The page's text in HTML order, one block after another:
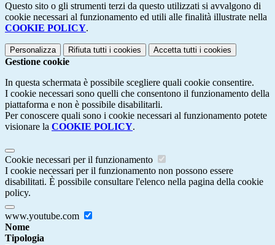
Questo sito o gli strumenti terzi da questo utilizzati si avvalgono di
cookie necessari al funzionamento ed utili alle finalità illustrate nella
COOKIE POLICY.
Personalizza Rifiuta tutti i cookies Accetta tutti i cookies
Gestione cookie
In questa schermata è possibile scegliere quali cookie consentire.
I cookie necessari sono quelli che consentono il funzionamento della
piattaforma e non è possibile disabilitarli.
Per conoscere quali sono i cookie necessari al funzionamento potete
visionare la COOKIE POLICY.
Cookie necessari per il funzionamento
I cookie necessari per il funzionamento non possono essere
disabilitati. È possibile consultare l'elenco nella pagina della cookie
policy.
www.youtube.com
Nome
Tipologia